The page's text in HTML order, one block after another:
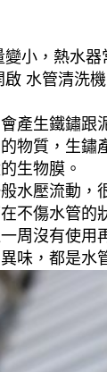
小，熱水
水管清洗
產生鐵鏽跟
物質，生鏽
生物膜。
水壓流動
不傷水管的
周沒有使
味，都是水